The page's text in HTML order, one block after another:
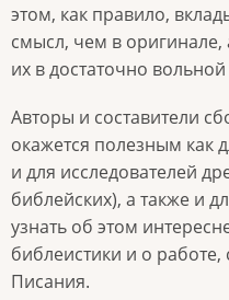
этом, как правило,
смысл, чем в оригинале,
их в достаточно
Авторы и составители
окажется полезным как
и для исследователей
библейских), а также и
узнать об этом
библеистики и о
Писания.